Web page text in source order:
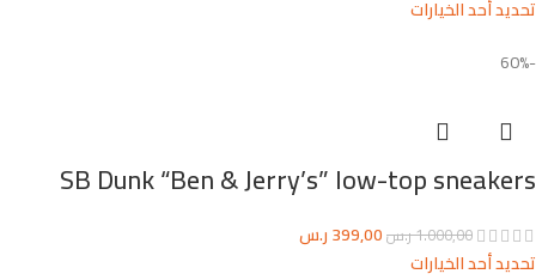
تحديد أحد الخيارات
-60%
SB Dunk “Ben & Jerry’s” low-top sneakers
1.000,00ر.س399,00ر.س
تحديد أحد الخيارات